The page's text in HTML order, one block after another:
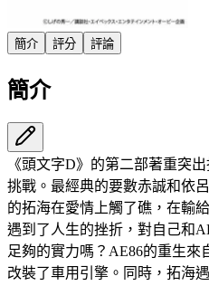
簡介 評分 評論
簡介
《頭文字D》的第二部著重突
挑戰。最經典的要數赤誠和依
的拓海在愛情上觸了礁，在輸
遇到了人生的挫折，對自己和
足夠的實力嗎？AE86的重生來
改裝了車用引擎。同時，拓海